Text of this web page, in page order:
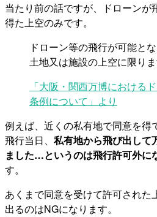
当たり前の話ですが、ドローンが
得た上空のみです。
ドローン等の飛行が可能と
土地又は施設の上空に限りま
「大阪・関西万博における
条例について」より
例えば、近くの私有地で同意を得
飛行当日、 私有地から飛び出して
ました…というのは飛行許可外に
す。
あくまで同意を受けて許可された
出るのはNGになります。